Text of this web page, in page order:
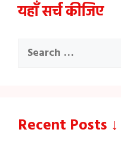
यहाँ सर्च कीजिए
Search
Recent Posts ↓